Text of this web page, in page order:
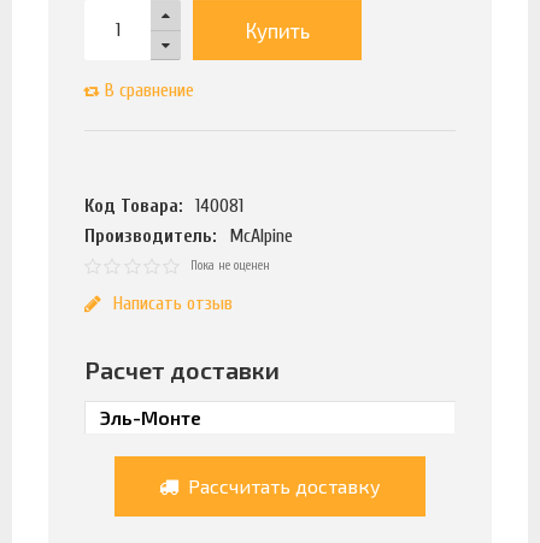
Купить
В сравнение
Код Товара:
140081
Производитель:
McAlpine
Пока не оценен
Написать отзыв
Расчет доставки
Рассчитать доставку